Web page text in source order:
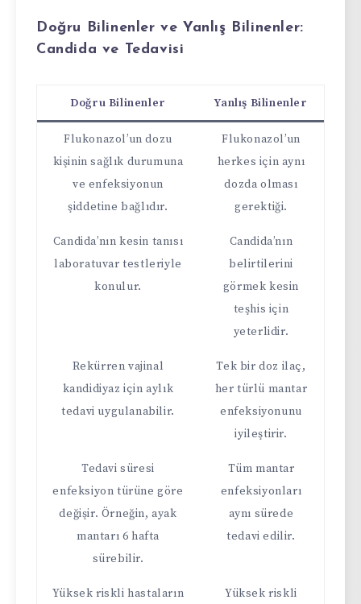
Doğru Bilinenler ve Yanlış Bilinenler:
Candida ve Tedavisi
Doğru Bilinenler Yanlış Bilinenler
Flukonazol’un dozu
kişinin sağlık durumuna
ve enfeksiyonun
şiddetine bağlıdır.
Flukonazol’un
herkes için aynı
dozda olması
gerektiği.
Candida’nın kesin tanısı
laboratuvar testleriyle
konulur.
Candida’nın
belirtilerini
görmek kesin
teşhis için
yeterlidir.
Rekürren vajinal
kandidiyaz için aylık
tedavi uygulanabilir.
Tek bir doz ilaç,
her türlü mantar
enfeksiyonunu
iyileştirir.
Tedavi süresi
enfeksiyon türüne göre
değişir. Örneğin, ayak
mantarı 6 hafta
sürebilir.
Tüm mantar
enfeksiyonları
aynı sürede
tedavi edilir.
Yüksek riskli hastaların
Yüksek riskli